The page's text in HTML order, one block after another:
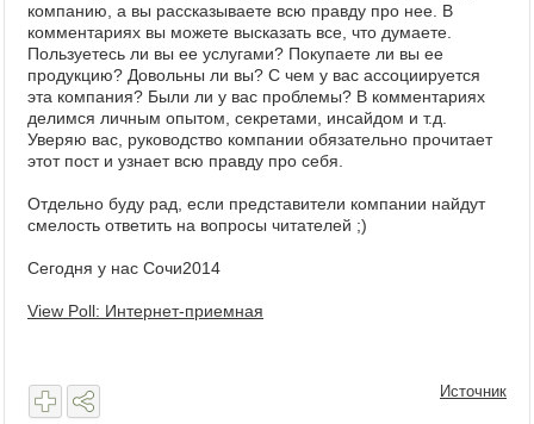
Архив
Фототоп
Видеотоп
компанию, а вы рассказываете всю правду про нее. В
комментариях вы можете высказать все, что думаете.
Пользуетесь ли вы ее услугами? Покупаете ли вы ее
продукцию? Довольны ли вы? С чем у вас ассоциируется
эта компания? Были ли у вас проблемы? В комментариях
делимся личным опытом, секретами, инсайдом и т.д.
Уверяю вас, руководство компании обязательно прочитает
этот пост и узнает всю правду про себя.
Отдельно буду рад, если представители компании найдут
смелость ответить на вопросы читателей ;)
Сегодня у нас Сочи2014
View Poll: Интернет-приемная
Источник